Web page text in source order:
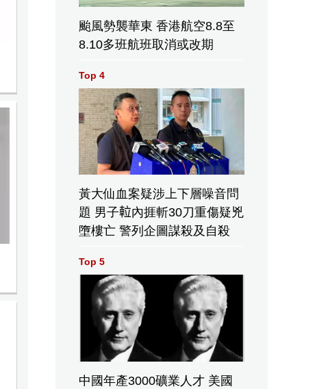
颱風勢襲華東 香港航空8.8至
8.10多班航班取消或改期
Top 4
黃大仙血案疑涉上下層噪音問
題 男子𨋢內捱斬30刀重傷疑兇
墮樓亡 警列企圖謀殺及自殺
Top 5
中國年產3000礦業人才 美國